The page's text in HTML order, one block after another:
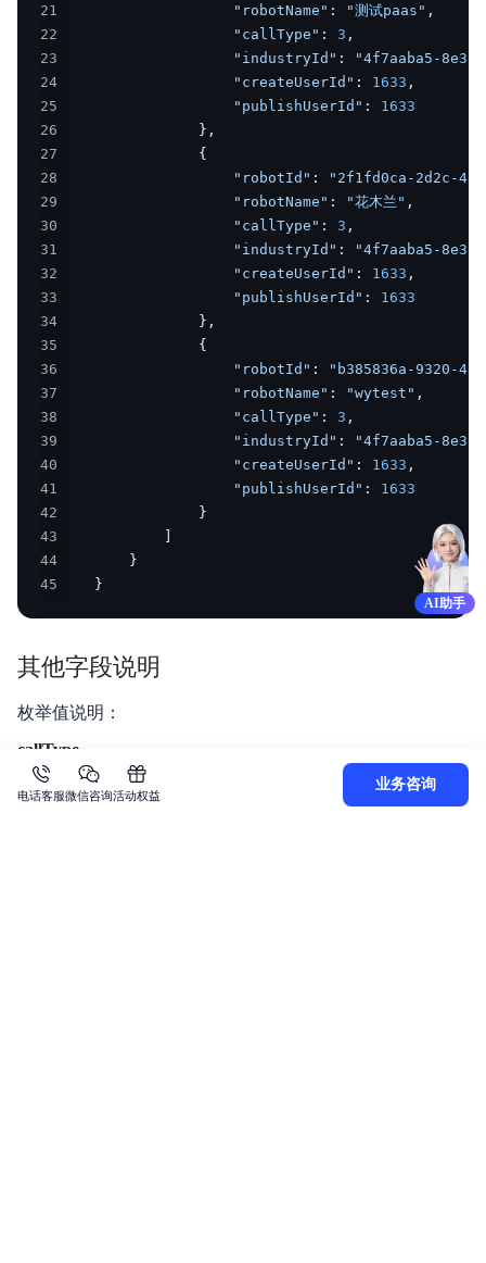
21
"robotName" : "测试paas" ,
22
"callType" : 3 ,
23
"industryId" :
"4f7aaba5-
24
"createUserId" : 1633 ,
25
"publishUserId" :
1633
26
} ,
27
{
28
"robotId" :
"2f1fd0ca-2d2c-
29
"robotName" : "花木兰" ,
30
"callType" : 3 ,
31
"industryId" :
"4f7aaba5-
32
"createUserId" : 1633 ,
33
"publishUserId" :
1633
34
} ,
35
{
36
"robotId" :
"b385836a-9320-
37
"robotName" : "wytest" ,
38
"callType" : 3 ,
39
"industryId" :
"4f7aaba5-
40
"createUserId" : 1633 ,
41
"publishUserId" :
1633
42
}
43
]
44
}
45
}
其他字段说明
枚举值说明：
callType
复制
AI助手
电话客服微信咨询活动权益
业务咨询